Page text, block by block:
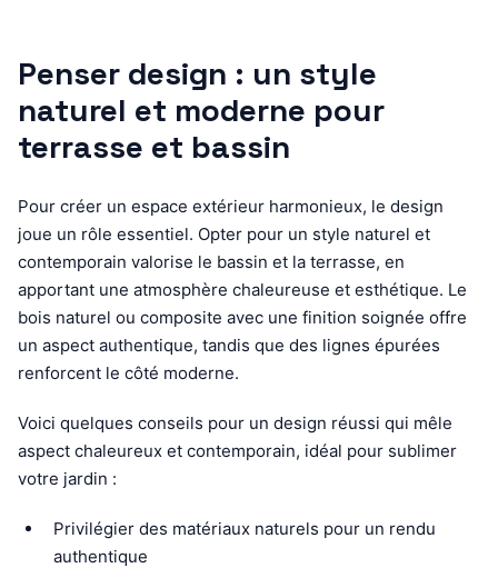
Penser design : un style
naturel et moderne pour
terrasse et bassin
Pour créer un espace extérieur harmonieux, le design
joue un rôle essentiel. Opter pour un style naturel et
contemporain valorise le bassin et la terrasse, en
apportant une atmosphère chaleureuse et esthétique. Le
bois naturel ou composite avec une finition soignée offre
un aspect authentique, tandis que des lignes épurées
renforcent le côté moderne.
Voici quelques conseils pour un design réussi qui mêle
aspect chaleureux et contemporain, idéal pour sublimer
votre jardin :
Privilégier des matériaux naturels pour un rendu
authentique